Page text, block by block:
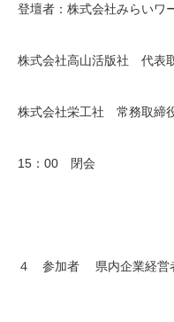
登壇者：株式会社みらい
株式会社高山活版社 代
株式会社栄工社 常務取
15：00 閉会
４ 参加者 県内企業経営